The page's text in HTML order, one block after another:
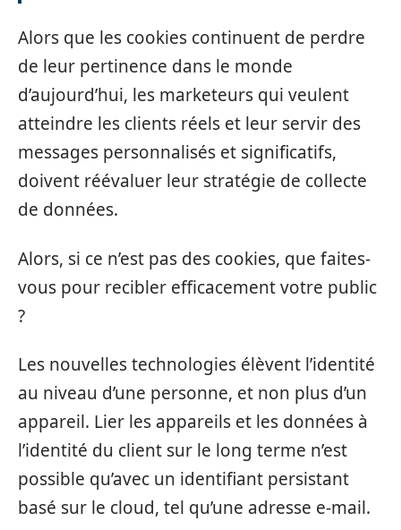
Alors que les cookies continuent de perdre
de leur pertinence dans le monde
d’aujourd’hui, les marketeurs qui veulent
atteindre les clients réels et leur servir des
messages personnalisés et significatifs,
doivent réévaluer leur stratégie de collecte
de données.
Alors, si ce n’est pas des cookies, que faites-
vous pour recibler efficacement votre public
?
Les nouvelles technologies élèvent l’identité
au niveau d’une personne, et non plus d’un
appareil. Lier les appareils et les données à
l’identité du client sur le long terme n’est
possible qu’avec un identifiant persistant
basé sur le cloud, tel qu’une adresse e-mail.